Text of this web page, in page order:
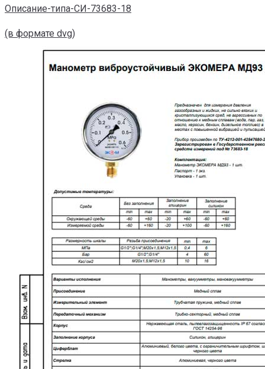
Описание-типа-СИ-73683-18
(в формате dvg)